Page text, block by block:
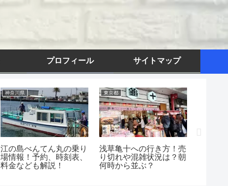
プロフィール サイトマップ
神奈川県
江の島べんてん丸の乗り
場情報！予約、時刻表、
料金なども解説！
東京都
浅草亀十への行き方！売
り切れや混雑状況は？朝
何時から並ぶ？